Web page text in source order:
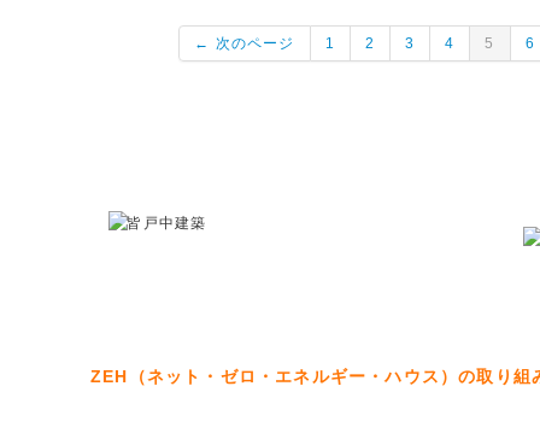
← 次のページ 1 2 3 4 5 6
ZEH（ネット・ゼロ・エネルギー・ハウス）の取り組